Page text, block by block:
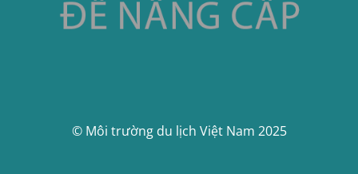
© Môi trường du lịch Việt Nam 2025